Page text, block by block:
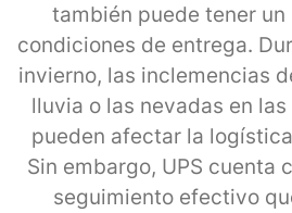
también puede tener
condiciones de entrega.
invierno, las inclemencias
lluvia o las nevadas en
pueden afectar la
Sin embargo, UPS cuenta
seguimiento efectivo